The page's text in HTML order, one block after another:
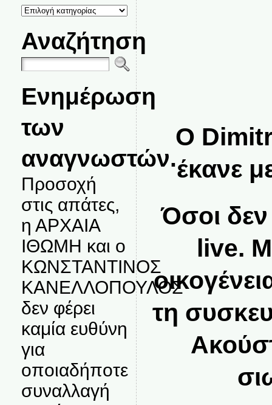
ΚΑΤΗΓΟΡΙΕΣ
ΘΕΜΑΤΩΝ
Αναζήτηση
Ενημέρωση
των
αναγνωστών.
Προσοχή
στις απάτες,
η ΑΡΧΑΙΑ
ΙΘΩΜΗ και ο
ΚΩΝΣΤΑΝΤΙΝΟΣ
ΚΑΝΕΛΛΟΠΟΥΛΟΣ
δεν φέρει
καμία ευθύνη
για
οποιαδήποτε
συναλλαγή
Ο
έκανε
Όσοι
live.
τη